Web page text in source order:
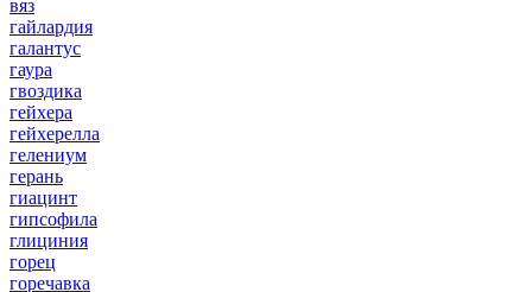
вяз
гайлардия
галантус
гаура
гвоздика
гейхера
гейхерелла
гелениум
герань
гиацинт
гипсофила
глициния
горец
горечавка